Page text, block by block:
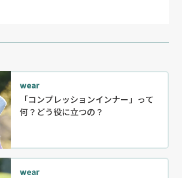
wear
「コンプレッションインナー」って
何？どう役に立つの？
wear